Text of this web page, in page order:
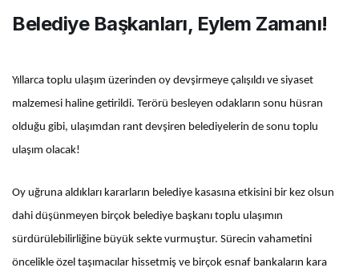
Belediye Başkanları, Eylem Zamanı!
Yıllarca toplu ulaşım üzerinden oy devşirmeye çalışıldı ve siyaset
malzemesi haline getirildi. Terörü besleyen odakların sonu hüsran
olduğu gibi, ulaşımdan rant devşiren belediyelerin de sonu toplu
ulaşım olacak!
Oy uğruna aldıkları kararların belediye kasasına etkisini bir kez olsun
dahi düşünmeyen birçok belediye başkanı toplu ulaşımın
sürdürülebilirliğine büyük sekte vurmuştur. Sürecin vahametini
öncelikle özel taşımacılar hissetmiş ve birçok esnaf bankaların kara